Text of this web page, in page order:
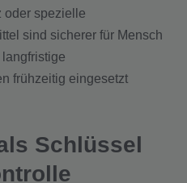
oder spezielle
sind sicherer für Mensch
frühzeitig eingesetzt
Schlüssel